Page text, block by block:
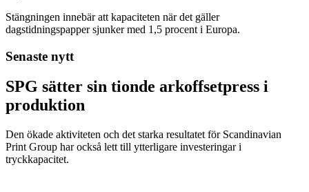
Stängningen innebär att kapaciteten när det gäller
dagstidningspapper sjunker med 1,5 procent i Europa.
Senaste nytt
SPG sätter sin tionde arkoffsetpress i
produktion
Den ökade aktiviteten och det starka resultatet för Scandinavian
Print Group har också lett till ytterligare investeringar i
tryckkapacitet.